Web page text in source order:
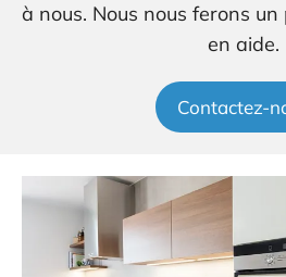
à nous. Nous nous ferons
en aide.
Contactez-